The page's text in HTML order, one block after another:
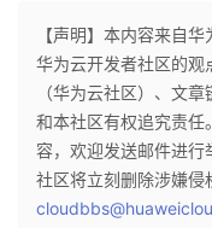
【声明】本内容来自
华为云开发者社区的观
（华为云社区）、文
和本社区有权追究责任
容，欢迎发送邮件进行
社区将立刻删除涉嫌侵